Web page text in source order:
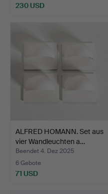
230 USD
ALFRED HOMANN. Set aus
vier Wandleuchten a…
Beendet 4. Dez 2025
6 Gebote
71 USD